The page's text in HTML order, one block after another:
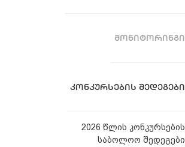
ᲛᲝᲜᲘᲢᲝᲠᲘᲜᲒᲘ
ᲙᲝᲜᲙᲣᲠᲡᲔᲑᲘᲡ ᲨᲔᲓᲔᲒᲔᲑᲘ
2026 წლის კონკურსების
საბოლოო შედეგები